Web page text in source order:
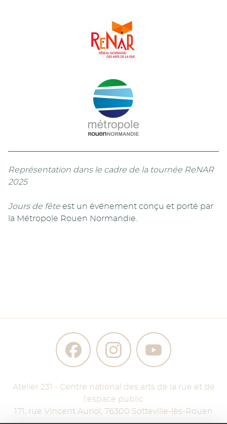
Représentation dans le cadre de la tournée ReNAR
2025
Jours de fête est un événement conçu et porté par
la Métropole Rouen Normandie.
Atelier 231 - Centre national des arts de la rue et de
l'espace public
171, rue Vincent Auriol , 76300 Sotteville-lès-Rouen